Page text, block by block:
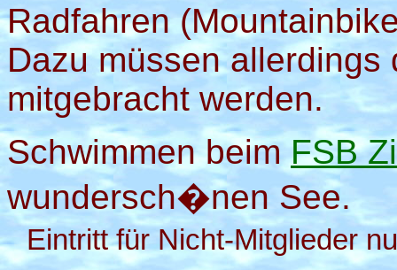
Radfahren
Dazu müssen
mitgebracht werden.
Schwimmen beimFSB
wundersch�nen See.
Eintritt für Nicht-Mitglieder